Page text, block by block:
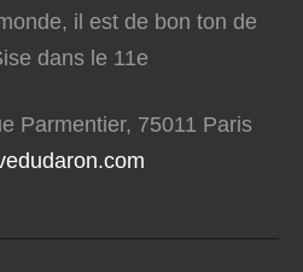
il est de bon ton de
dans le 11e
Parmentier, 75011 Paris